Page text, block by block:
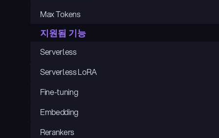
Max Tokens
지원됨 기능
Serverless
Serverless LoRA
Fine-tuning
Embedding
Rerankers